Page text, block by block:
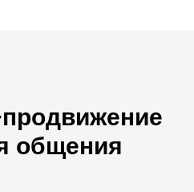
общения